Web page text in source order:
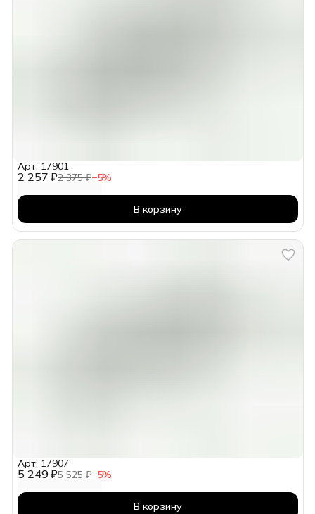
2 257 ₽2 375 ₽−5%
Арт: 17901
В корзину
5 249 ₽5 525 ₽−5%
Арт: 17907
В корзину